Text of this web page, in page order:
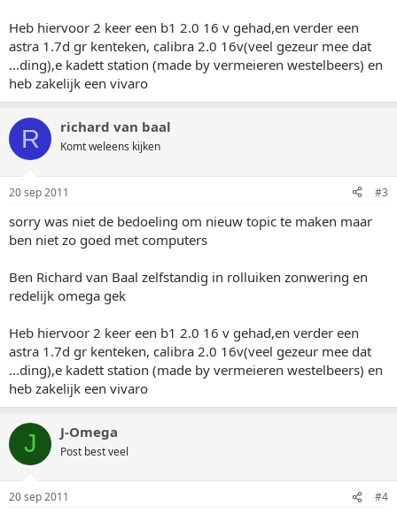
Heb hiervoor 2 keer een b1 2.0 16 v gehad,en verder een
astra 1.7d gr kenteken, calibra 2.0 16v(veel gezeur mee dat
...ding),e kadett station (made by vermeieren westelbeers) en
heb zakelijk een vivaro
R richard van baal
Komt weleens kijken
20 sep 2011 #3
sorry was niet de bedoeling om nieuw topic te maken maar
ben niet zo goed met computers
Ben Richard van Baal zelfstandig in rolluiken zonwering en
redelijk omega gek
Heb hiervoor 2 keer een b1 2.0 16 v gehad,en verder een
astra 1.7d gr kenteken, calibra 2.0 16v(veel gezeur mee dat
...ding),e kadett station (made by vermeieren westelbeers) en
heb zakelijk een vivaro
J J-Omega
Post best veel
20 sep 2011 #4